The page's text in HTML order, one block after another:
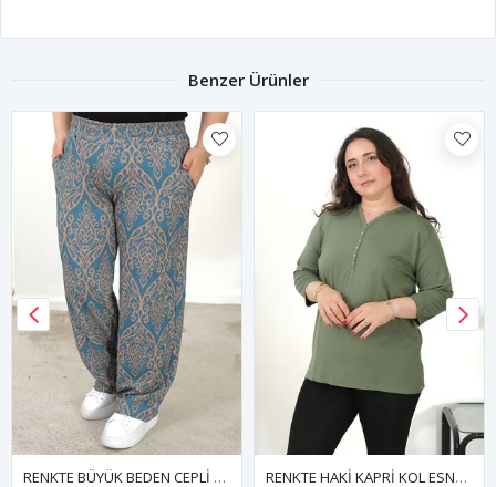
Benzer Ürünler
RENKTE BÜYÜK BEDEN CEPLİ BELİ LASTİKLİ BOL PAÇA PANTALON RENKTE HAKİ KAPRİ KOL ESNEK PENYE BLUZ